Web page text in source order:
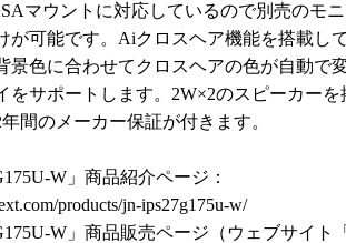
マウントに対応しているので別売のモ
が可能です。Aiクロスヘア機能を搭載し
景色に合わせてクロスヘアの色が自動で
をサポートします。2W×2のスピーカーを
間のメーカー保証が付きます。
W」商品紹介ページ：
products/jn-ips27g175u-w/
W」商品販売ページ（ウェブサイト